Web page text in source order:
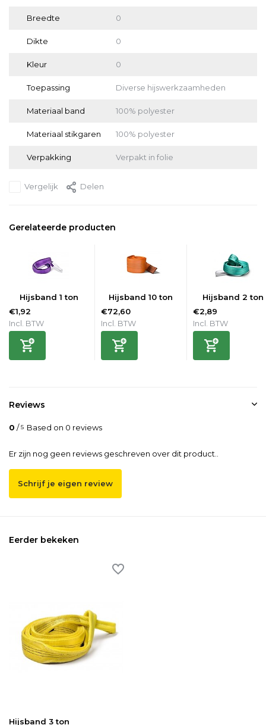
Breedte 0
Dikte 0
Kleur 0
Toepassing Diverse hijswerkzaamheden
Materiaal band 100% polyester
Materiaal stikgaren 100% polyester
Verpakking Verpakt in folie
Vergelijk Delen
Gerelateerde producten
Hijsband 1 ton
€1,92
Incl. BTW
Hijsband 10 ton
€72,60
Incl. BTW
Hijsband 2 ton
€2,89
Incl. BTW
Reviews
0 /5 Based on 0 reviews
Er zijn nog geen reviews geschreven over dit product..
Schrijf je eigen review
Eerder bekeken
Hijsband 3 ton